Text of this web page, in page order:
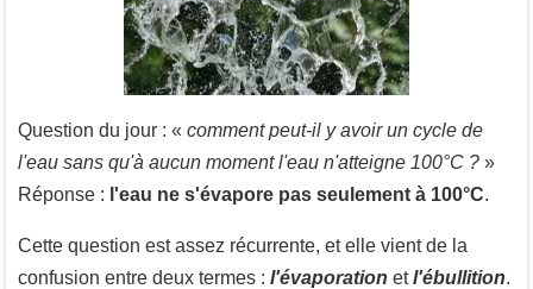
Question du jour : « comment peut-il y avoir un cycle de
l'eau sans qu'à aucun moment l'eau n'atteigne 100°C ? »
Réponse : l'eau ne s'évapore pas seulement à 100°C.
Cette question est assez récurrente, et elle vient de la
confusion entre deux termes : l'évaporation etl'ébullition.